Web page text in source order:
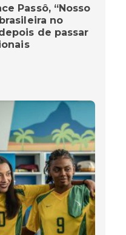
Passô, “Nosso
no
de passar